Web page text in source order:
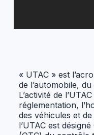
« UTAC » est
de l’automobile,
L’activité de
réglementation,
des véhicules et
l’UTAC est